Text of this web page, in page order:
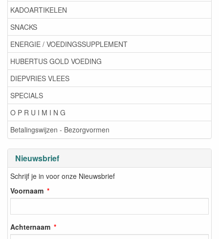
KADOARTIKELEN
SNACKS
ENERGIE / VOEDINGSSUPPLEMENT
HUBERTUS GOLD VOEDING
DIEPVRIES VLEES
SPECIALS
O P R U I M I N G
Betalingswijzen - Bezorgvormen
Nieuwsbrief
Schrijf je in voor onze Nieuwsbrief
Voornaam
Achternaam